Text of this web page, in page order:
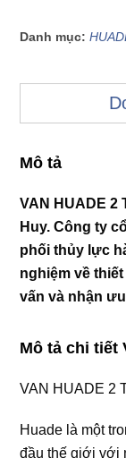
Danh mục:
Mô tả
VAN HUADE 2
Huy. Công ty
phối thủy lực
nghiệm về
vấn và nhận
Mô tả chi tiết
VAN HUADE 2
Huade là một
đầu thế giới với